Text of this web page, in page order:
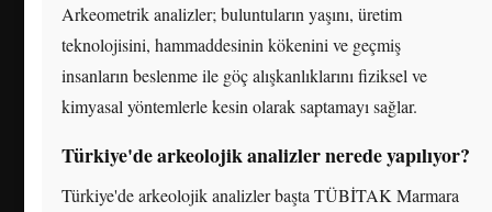
Arkeometrik analizler; buluntuların yaşını, üretim
teknolojisini, hammaddesinin kökenini ve geçmiş
insanların beslenme ile göç alışkanlıklarını fiziksel ve
kimyasal yöntemlerle kesin olarak saptamayı sağlar.
Türkiye'de arkeolojik analizler nerede yapılıyor?
Türkiye'de arkeolojik analizler başta TÜBİTAK Marmara